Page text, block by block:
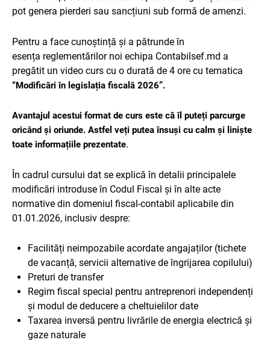
pot genera pierderi sau sancțiuni sub formă de amenzi.
Pentru a face cunoștință și a pătrunde în
esența reglementărilor noi echipa Contabilsef.md a
pregătit un video curs cu o durată de 4 ore cu tematica
“Modificări în legislația fiscală 2026”.
Avantajul acestui format de curs este că îl puteți parcurge
oricând și oriunde. Astfel veți putea însuși cu calm și liniște
toate informațiile prezentate.
În cadrul cursului dat se explică în detalii principalele
modificări introduse în Codul Fiscal și în alte acte
normative din domeniul fiscal-contabil aplicabile din
01.01.2026, inclusiv despre:
Facilități neimpozabile acordate angajaților (tichete
de vacanță, servicii alternative de îngrijarea copilului)
Preturi de transfer
Regim fiscal special pentru antreprenori independenți
și modul de deducere a cheltuielilor date
Taxarea inversă pentru livrările de energia electrică și
gaze naturale